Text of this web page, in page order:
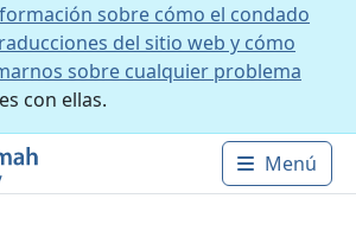
sobre cómo el condado
del sitio web y cómo
sobre cualquier problema
con ellas.
Main
Menú